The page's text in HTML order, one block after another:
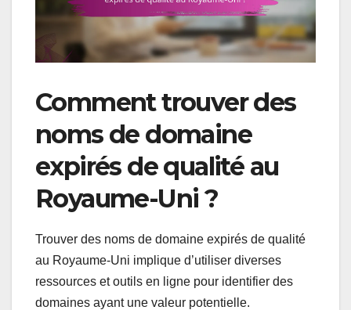
Comment trouver des
noms de domaine
expirés de qualité au
Royaume-Uni ?
Trouver des noms de domaine expirés de qualité
au Royaume-Uni implique d’utiliser diverses
ressources et outils en ligne pour identifier des
domaines ayant une valeur potentielle.